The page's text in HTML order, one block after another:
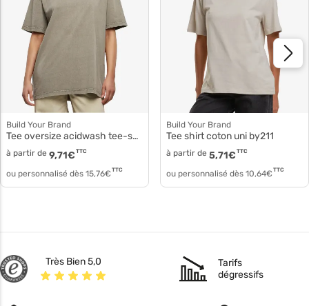
Build Your Brand
Tee oversize acidwash tee-shirt femme by270
à partir de 9,71€ TTC
ou personnalisé dès 15,76€ TTC
Build Your Brand
Tee shirt coton uni by211
à partir de 5,71€ TTC
ou personnalisé dès 10,64€ TTC
Très Bien 5,0
Tarifs
dégressifs